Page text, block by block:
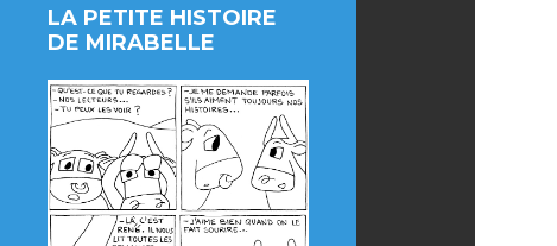
LA PETITE HISTOIRE
DE MIRABELLE